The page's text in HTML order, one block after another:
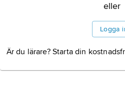
eller
Logga
Är du lärare? Starta din